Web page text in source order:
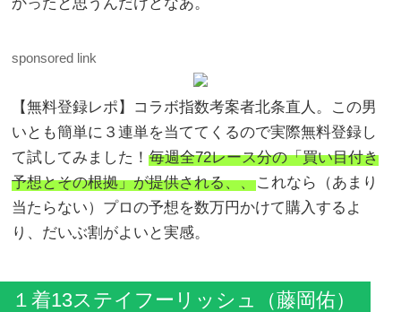
sponsored link
【無料登録レポ】コラボ指数考案者北条直人。この男
いとも簡単に３連単を当ててくるので実際無料登録し
て試してみました！毎週全72レース分の「買い目付き
予想とその根拠」が提供される、、これなら（あまり
当たらない）プロの予想を数万円かけて購入するよ
り、だいぶ割がよいと実感。
１着13ステイフーリッシュ（藤岡佑）